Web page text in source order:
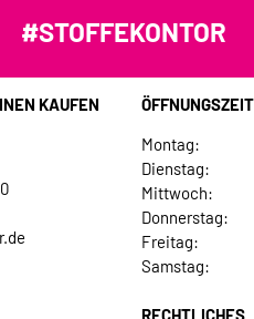
#STOFFEKONTOR
KAUFEN
Montag:
Dienstag:
Mittwoch:
Donnerstag:
Freitag:
Samstag:
RECHTLICHES